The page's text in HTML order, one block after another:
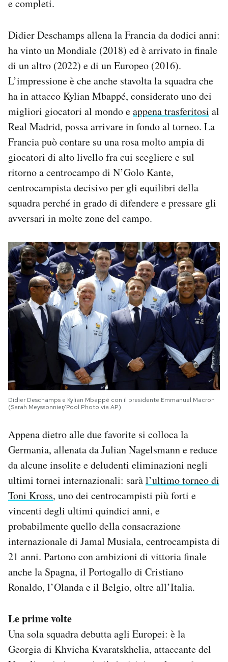
e completi.
Didier Deschamps allena la Francia da dodici anni:
ha vinto un Mondiale (2018) ed è arrivato in finale
di un altro (2022) e di un Europeo (2016).
L’impressione è che anche stavolta la squadra che
ha in attacco Kylian Mbappé, considerato uno dei
migliori giocatori al mondo eappena trasferitosi al
Real Madrid, possa arrivare in fondo al torneo. La
Francia può contare su una rosa molto ampia di
giocatori di alto livello fra cui scegliere e sul
ritorno a centrocampo di N’Golo Kante,
centrocampista decisivo per gli equilibri della
squadra perché in grado di difendere e pressare gli
avversari in molte zone del campo.
Didier Deschamps e Kylian Mbappé con il presidente Emmanuel Macron
(Sarah Meyssonnier/Pool Photo via AP)
Appena dietro alle due favorite si colloca la
Germania, allenata da Julian Nagelsmann e reduce
da alcune insolite e deludenti eliminazioni negli
ultimi tornei internazionali: saràl’ultimo torneo di
Toni Kross, uno dei centrocampisti più forti e
vincenti degli ultimi quindici anni, e
probabilmente quello della consacrazione
internazionale di Jamal Musiala, centrocampista di
21 anni. Partono con ambizioni di vittoria finale
anche la Spagna, il Portogallo di Cristiano
Ronaldo, l’Olanda e il Belgio, oltre all’Italia.
Le prime volte
Una sola squadra debutta agli Europei: è la
Georgia di Khvicha Kvaratskhelia, attaccante del